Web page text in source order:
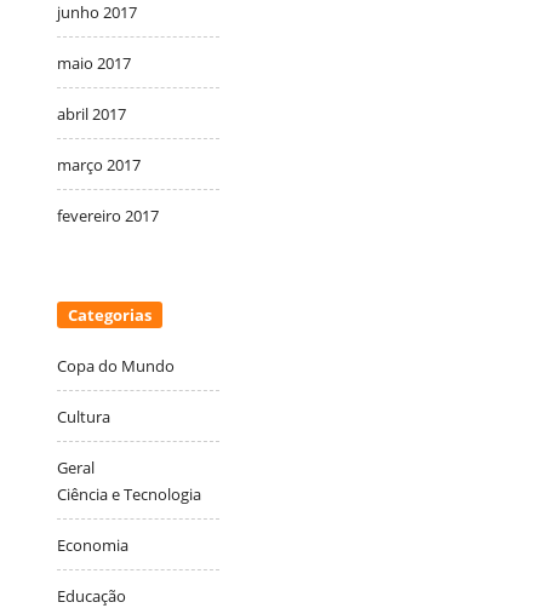
junho 2017
maio 2017
abril 2017
março 2017
fevereiro 2017
Categorias
Copa do Mundo
Cultura
Geral
Ciência e Tecnologia
Economia
Educação